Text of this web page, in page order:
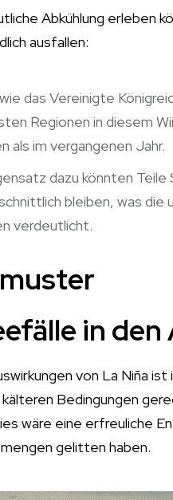
Abkühlung erleben
ausfallen:
das Vereinigte
Regionen in diesem
als im vergangenen Jahr.
dazu könnten
bleiben, was die
verdeutlicht.
in den
von La Niña ist
Bedingungen
wäre eine erfreuliche
gelitten haben.